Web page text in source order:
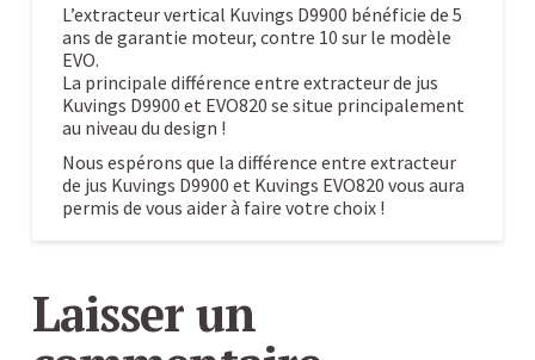
L’extracteur vertical Kuvings D9900 bénéficie de 5
ans de garantie moteur, contre 10 sur le modèle
EVO.
La principale différence entre extracteur de jus
Kuvings D9900 et EVO820 se situe principalement
au niveau du design !
Nous espérons que la différence entre extracteur
de jus Kuvings D9900 et Kuvings EVO820 vous aura
permis de vous aider à faire votre choix !
La
différence
entre
Laisser un